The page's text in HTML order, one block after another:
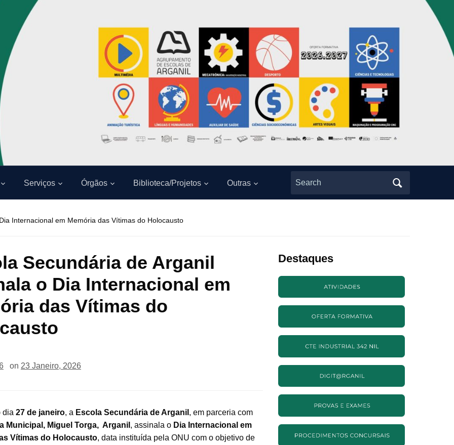
Serviços Órgãos Biblioteca/Projetos Outras
Search
for:
Internacional em Memória das Vítimas do Holocausto
Secundária de Arganil
o Dia Internacional em
das Vítimas do
on 23 Janeiro, 2026
dia 27 de janeiro, a Escola Secundária de Arganil , em parceria com
Municipal, Miguel Torga, Arganil , assinala o Dia Internacional em
Vítimas do Holocausto, data instituída pela ONU com o objetivo de
Destaques